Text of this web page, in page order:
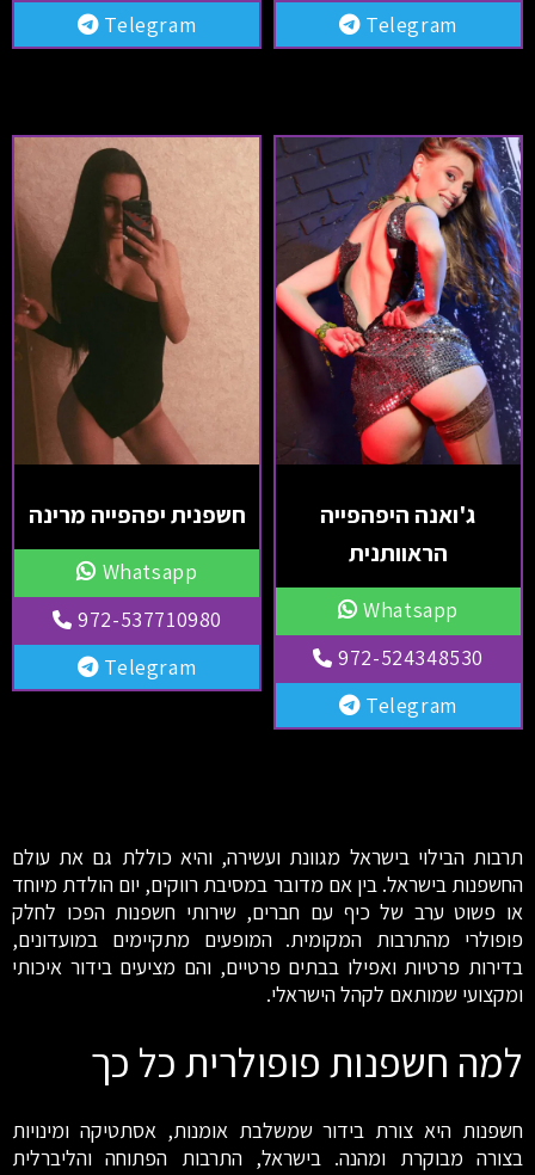
Telegram
Telegram
ג'ואנה היפהפייה
הראוותנית
Whatsapp
972-524348530
Telegram
חשפנית יפהפייה מרינה
Whatsapp
972-537710980
Telegram
תרבות הבילוי בישראל מגוונת ועשירה, והיא כוללת גם את עולם
החשפנות בישראל. בין אם מדובר במסיבת רווקים, יום הולדת מיוחד
או פשוט ערב של כיף עם חברים, שירותי חשפנות הפכו לחלק
פופולרי מהתרבות המקומית. המופעים מתקיימים במועדונים,
בדירות פרטיות ואפילו בבתים פרטיים, והם מציעים בידור איכותי
ומקצועי שמותאם לקהל הישראלי.
למה חשפנות פופולרית כל כך
חשפנות היא צורת בידור שמשלבת אומנות, אסתטיקה ומינויות
בצורה מבוקרת ומהנה. בישראל, התרבות הפתוחה והליברלית